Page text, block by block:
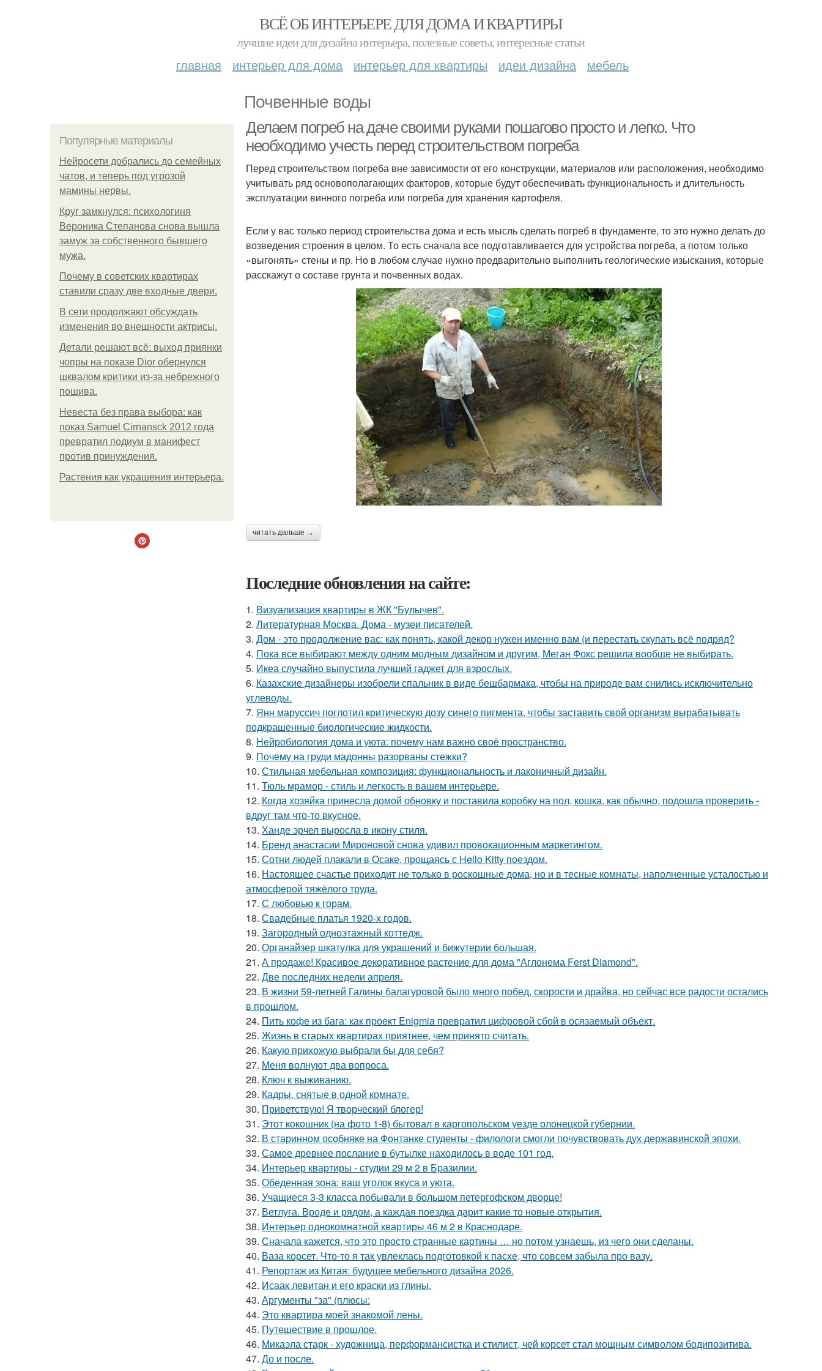
ВСЁ ОБ ИНТЕРЬЕРЕ ДЛЯ ДОМА И КВАРТИРЫ
лучшие идеи для дизайна интерьера, полезные советы, интересные статьи
главная интерьер для дома интерьер для квартиры идеи дизайна мебель
Почвенные воды
Популярные материалы
Нейросети добрались до семейных
чатов, и теперь под угрозой
мамины нервы.
Круг замкнулся: психологиня
Вероника Степанова снова вышла
замуж за собственного бывшего
мужа.
Почему в советских квартирах
ставили сразу две входные двери.
В сети продолжают обсуждать
изменения во внешности актрисы.
Детали решают всё: выход приянки
чопры на показе Dior обернулся
шквалом критики из-за небрежного
пошива.
Невеста без права выбора: как
показ Samuel Cirnansck 2012 года
превратил подиум в манифест
против принуждения.
Растения как украшения интерьера.
Делаем погреб на даче своими руками пошагово просто и легко. Что
необходимо учесть перед строительством погреба
Перед строительством погреба вне зависимости от его конструкции, материалов или расположения, необходимо
учитывать ряд основополагающих факторов, которые будут обеспечивать функциональность и длительность
эксплуатации винного погреба или погреба для хранения картофеля.
Если у вас только период строительства дома и есть мысль сделать погреб в фундаменте, то это нужно делать до
возведения строения в целом. То есть сначала все подготавливается для устройства погреба, а потом только
«выгонять» стены и пр. Но в любом случае нужно предварительно выполнить геологические изыскания, которые
расскажут о составе грунта и почвенных водах.
читать дальше →
Последние обновления на сайте:
1. Визуализация квартиры в ЖК "Булычев".
2. Литературная Москва. Дома - музеи писателей.
3. Дом - это продолжение вас: как понять, какой декор нужен именно вам (и перестать скупать всё подряд?
4. Пока все выбирают между одним модным дизайном и другим, Меган Фокс решила вообще не выбирать.
5. Икеа случайно выпустила лучший гаджет для взрослых.
6. Казахские дизайнеры изобрели спальник в виде бешбармака, чтобы на природе вам снились исключительно
углеводы.
7. Янн маруссич поглотил критическую дозу синего пигмента, чтобы заставить свой организм вырабатывать
подкрашенные биологические жидкости.
8. Нейробиология дома и уюта: почему нам важно своё пространство.
9. Почему на груди мадонны разорваны стежки?
10. Стильная мебельная композиция: функциональность и лаконичный дизайн.
11. Тюль мрамор - стиль и лeгкость в вашем интерьере.
12. Когда хозяйка принесла домой обновку и поставила коробку на пол, кошка, как обычно, подошла проверить -
вдруг там что-то вкусное.
13. Ханде эрчел выросла в икону стиля.
14. Бренд анастасии Мироновой снова удивил провокационным маркетингом.
15. Сотни людей плакали в Осаке, прощаясь с Hello Kitty поездом.
16. Настоящее счастье приходит не только в роскошные дома, но и в тесные комнаты, наполненные усталостью и
атмосферой тяжёлого труда.
17. С любовью к горам.
18. Свадебные платья 1920-х годов.
19. Загородный одноэтажный коттедж.
20. Органайзер шкатулка для украшений и бижутерии большая.
21. А продаже! Красивое декоративное растение для дома "Аглонема Ferst Diamond".
22. Две последних недели апреля.
23. В жизни 59-летней Галины балагуровой было много побед, скорости и драйва, но сейчас все радости остались
в прошлом.
24. Пить кофе из бага: как проект Enigmia превратил цифровой сбой в осязаемый объект.
25. Жизнь в старых квартирах приятнее, чем принято считать.
26. Какую прихожую выбрали бы для себя?
27. Меня волнуют два вопроса.
28. Ключ к выживанию.
29. Кадры, снятые в одной комнате.
30. Приветствую! Я творческий блогер!
31. Этот кокошник (на фото 1-8) бытовал в каргопольском уезде олонецкой губернии.
32. В старинном особняке на Фонтанке студенты - филологи смогли почувствовать дух державинской эпохи.
33. Самое древнее послание в бутылке находилось в воде 101 год.
34. Интерьер квартиры - студии 29 м 2 в Бразилии.
35. Обеденная зона: ваш уголок вкуса и уюта.
36. Учащиеся 3-3 класса побывали в большом петергофском дворце!
37. Ветлуга. Вроде и рядом, а каждая поездка дарит какие то новые открытия.
38. Интерьер однокомнатной квартиры 46 м 2 в Краснодаре.
39. Сначала кажется, что это просто странные картины … но потом узнаешь, из чего они сделаны.
40. Ваза корсет. Что-то я так увлеклась подготовкой к пасхе, что совсем забыла про вазу.
41. Репортаж из Китая: будущее мебельного дизайна 2026.
42. Исаак левитан и его краски из глины.
43. Аргументы "за" (плюсы:
44. Это квартира моей знакомой лены.
45. Путешествие в прошлое.
46. Микаэла старк - художница, перформансистка и стилист, чей корсет стал мощным символом бодипозитива.
47. До и после.